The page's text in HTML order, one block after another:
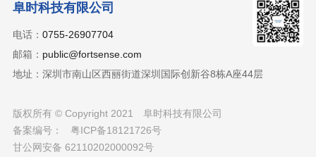
阜时科技有限公司
电话： 0755-26907704
邮箱： public@fortsense.com
地址：深圳市南山区西丽街道深圳国际创新谷8栋A座44层
版权所有 © Copyright 2021
阜时科技有限公司
备案编号：
粤ICP备18121726号
甘公网安备 62110202000092号